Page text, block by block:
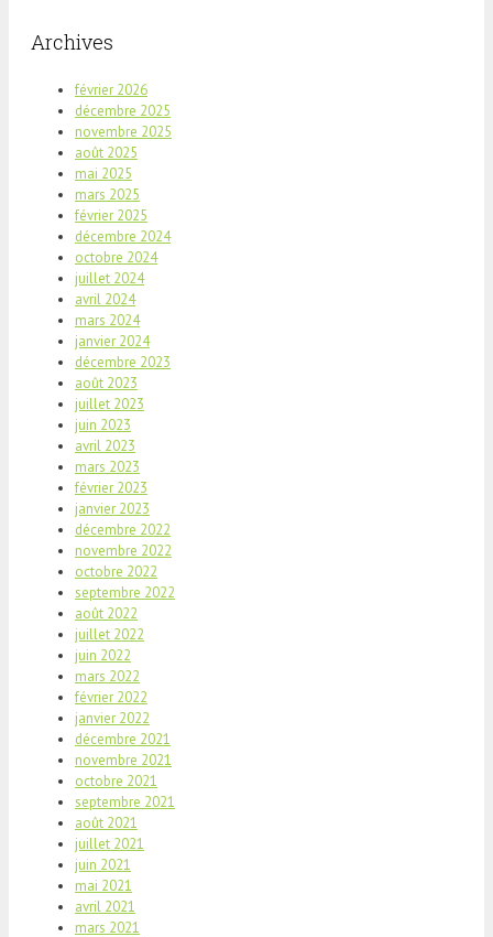
Archives
février 2026
décembre 2025
novembre 2025
août 2025
mai 2025
mars 2025
février 2025
décembre 2024
octobre 2024
juillet 2024
avril 2024
mars 2024
janvier 2024
décembre 2023
août 2023
juillet 2023
juin 2023
avril 2023
mars 2023
février 2023
janvier 2023
décembre 2022
novembre 2022
octobre 2022
septembre 2022
août 2022
juillet 2022
juin 2022
mars 2022
février 2022
janvier 2022
décembre 2021
novembre 2021
octobre 2021
septembre 2021
août 2021
juillet 2021
juin 2021
mai 2021
avril 2021
mars 2021